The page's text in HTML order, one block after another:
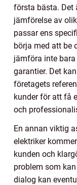
första bästa. Det
jämförelse av
passar ens
börja med att be
jämföra inte
garantier. Det
företagets
kunder för att få
och
En annan viktig
elektriker
kunden och
problem som
dialog kan